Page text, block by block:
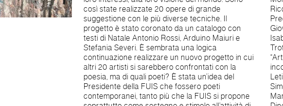
così state realizzate 20 opere di grande
suggestione con le più diverse tecniche. Il
progetto è stato coronato da un catalogo con
testi di Natale Antonio Rossi, Arduino Maiuri e
Stefania Severi. È sembrata una logica
continuazione realizzare un nuovo progetto in cui
altri 20 artisti si sarebbero confrontati con la
poesia, ma di quali poeti? È stata un’idea del
Presidente della FUIS che fossero poeti
contemporanei, tanto più che la FUIS si propone
Riccardo Pieroni / Vincenzo Leonio; Massimo
Preca / Carlo Maria Maggi; Tania Russo /
Giovanni Meli; Placido Scandurra / Giovanni Meli;
Isabella Tirelli / Irene Parenti Duclos; Sandro
Trotti / Giambattista Felice Zappi. Nel progetto
“Artisti in poesia - Scrittori in pittura” si sono
incontrati: Annaluce Aglietto / Anita Napolitano;
Letizia Ardillo / Marco Corsi; Giorgio Bartoli /
Simona Almerini; Claudia Bellocchi / Ruggero
Marino; Antonella Cappuccio / Davide Rondoni;